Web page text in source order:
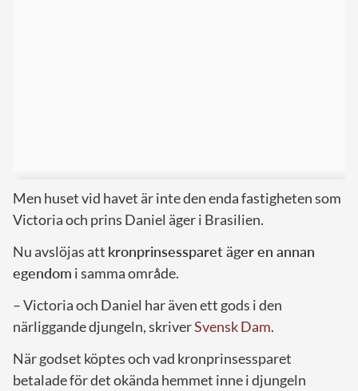
Men huset vid havet är inte den enda fastigheten som
Victoria och prins Daniel äger i Brasilien.
Nu avslöjas att kronprinsessparet äger en annan
egendom i samma område.
– Victoria och Daniel har även ett gods i den
närliggande djungeln, skriverSvensk Dam.
När godset köptes och vad kronprinsessparet
betalade för det okända hemmet inne i djungeln